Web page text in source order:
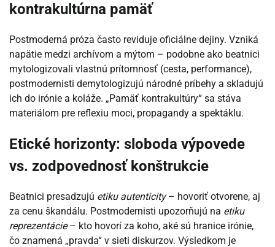
kontrakultúrna pamäť
Postmoderná próza často reviduje oficiálne dejiny. Vzniká
napätie medzi archívom a mýtom – podobne ako beatnici
mytologizovali vlastnú prítomnosť (cesta, performance),
postmodernisti demytologizujú národné príbehy a skladujú
ich do irónie a koláže. „Pamäť kontrakultúry“ sa stáva
materiálom pre reflexiu moci, propagandy a spektáklu.
Etické horizonty: sloboda výpovede
vs. zodpovednosť konštrukcie
Beatnici presadzujú etiku autenticity– hovoriť otvorene, aj
za cenu škandálu. Postmodernisti upozorňujú na etiku
reprezentácie– kto hovorí za koho, aké sú hranice irónie,
čo znamená „pravda“ v sieti diskurzov. Výsledkom je